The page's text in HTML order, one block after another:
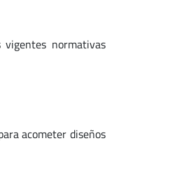
normativas
acometer diseños